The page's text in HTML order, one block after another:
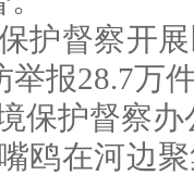
督察开展
报28.7万
保护督察
在河边聚